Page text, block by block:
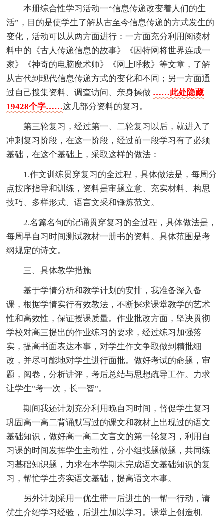
本册综合性学习活动一“信息传递改变着人们的生
活”，目的是使学生了解从古至今信息传递的方式发生的
变化，活动可以从两方面进行：一方面充分利用阅读材
料中的《古人传递信息的故事》《因特网将世界连成一
家》《神奇的电脑魔术师》《网上呼救》等文章，了解
从古代到现代信息传递方式的变化和不同；另一方面通
过自己搜集资料、调查访问、亲身操做 ……此处隐藏
19428个字……这几部分资料的复习。
第三轮复习，经过第一、二轮复习以后，就进入了
冲刺复习阶段，在这一阶段，经过前一段学习有了必须
基础，在这个基础上，采取这样的做法：
1.作文训练贯穿复习的全过程，具体做法是，每周分
点按序指导和训练，资料是审题立意、充实材料、构思
技巧、多样形式、语言文采和锤炼范文。
2.名篇名句的记诵贯穿复习的全过程，具体做法是，
每周早自习时间测试教材一册书的资料。具体范围是考
纲规定的诗文。
三、具体教学措施
基于学情分析和教学计划的安排，我准备深入备
课，根据学情实行有效教法，不断探求课堂教学的艺术
性和高效性，保证授课质量。作业批改方面，坚决贯彻
学校对高三提出的作业练习的要求，经过练习加强落
实，提高书面表达本事，对学生作文争取做到精批细
改，并尽可能地对学生进行面批。做好考试的命题，审
题，阅卷，分析讲评，考后总结与思想疏导工作。力求
让学生"考一次，长一智"。
期间我还计划充分利用晚自习时间，督促学生复习
巩固高一高二背诵默写过的课文和教材上出现过的语文
基础知识，做好高一高二文言文的第一轮复习，利用自
习课的时间发挥学生主动性，分小组找题做题，共同练
习基础知识题，力求在本学期末完成语文基础知识的复
习，帮忙学生夯实语文基础，提高语文本事。
另外计划采用一优生带一后进生的一帮一行动，请
优生介绍学习经验，后进生加以学习。课堂上创造机